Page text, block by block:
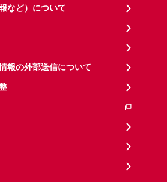
など）について
報の外部送信について